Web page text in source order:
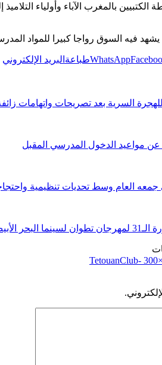
الكتبيين بالمغرب الآباء وأولياء
فيه السوق رواجا كبيرا للمواد
WhatsAppطباعة البريد الإلكتروني
السرية بعد تصريحات واتهامات
عن مواعيد الدخول المدرسي المقبل
جمعه العام وسط تحديات تنظيمية